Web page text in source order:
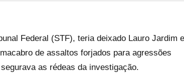
Federal (STF), teria deixado Lauro Jardim e
de assaltos forjados para agressões
as rédeas da investigação.